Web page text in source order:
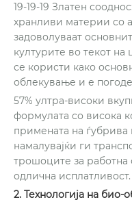
19-19-19 Златен
хранливи материи со
задоволуваат
културите во текот
се користи како
облекување и е
57% ултра-високи
формулата со висока
примената на
намалувајќи ги
трошоците за работна
одлична исплатливост.
2. Технологија на